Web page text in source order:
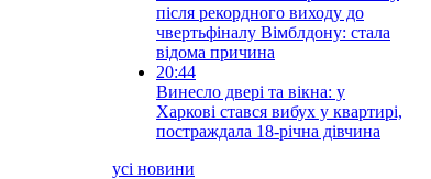
після рекордного виходу до
чвертьфіналу Вімблдону: стала
відома причина
20:44
Винесло двері та вікна: у
Харкові стався вибух у квартирі,
постраждала 18-річна дівчина
усі новини